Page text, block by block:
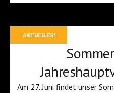
AKTUELLES!
Am 27. Juni findet unser